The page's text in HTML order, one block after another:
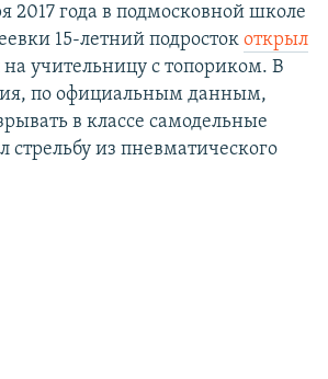
2017 года в подмосковной школе
15-летний подросток открыл
учительницу с топориком. В
по официальным данным,
в классе самодельные
стрельбу из пневматического